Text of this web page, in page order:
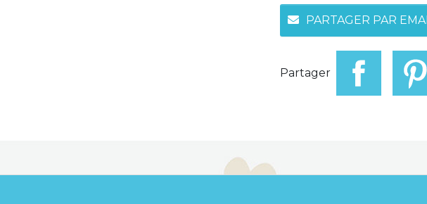
PARTAGER PAR
Partager